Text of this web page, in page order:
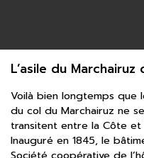
L’asile du
Voilà bien longtemps que
du col du Marchairuz ne
transitent entre la Côte et
Inauguré en 1845, le